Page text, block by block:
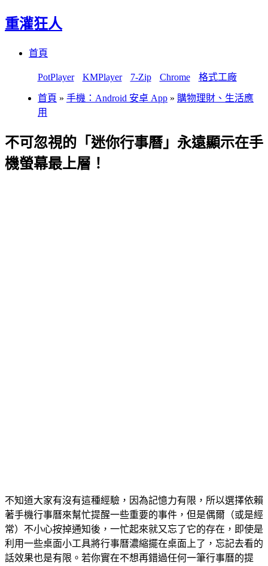
重灌狂人
首頁
PotPlayer KMPlayer 7-Zip Chrome 格式工廠
首頁 » 手機：Android 安卓 App » 購物理財、生活應
用
不可忽視的「迷你行事曆」永遠顯示在手
機螢幕最上層！
不知道大家有沒有這種經驗，因為記憶力有限，所以選擇依賴
著手機行事曆來幫忙提醒一些重要的事件，但是偶爾（或是經
常）不小心按掉通知後，一忙起來就又忘了它的存在，即使是
利用一些桌面小工具將行事曆濃縮擺在桌面上了，忘記去看的
話效果也是有限。若你實在不想再錯過任何一筆行事曆的提